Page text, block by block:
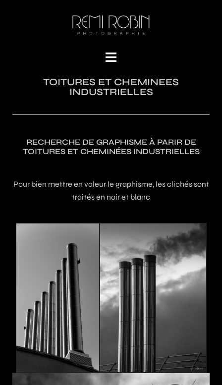
TOITURES ET CHEMINEES
INDUSTRIELLES
RECHERCHE DE GRAPHISME À PARIR DE
TOITURES ET CHEMINÉES INDUSTRIELLES
Pour bien mettre en valeur le graphisme, les clichés sont
traités en noir et blanc